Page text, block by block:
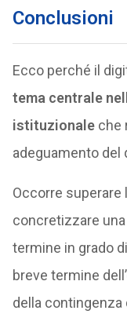
Conclusioni
Ecco perché il
tema centrale
istituzionaleche
adeguamento del
Occorre superare
concretizzare
termine in grado
breve termine
della contingenza